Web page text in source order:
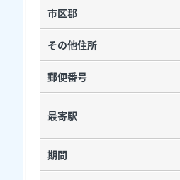
市区郡
その他住所
郵便番号
最寄駅
期間